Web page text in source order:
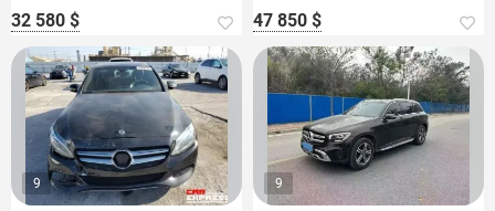
32 580 $ 47 850 $
9 9